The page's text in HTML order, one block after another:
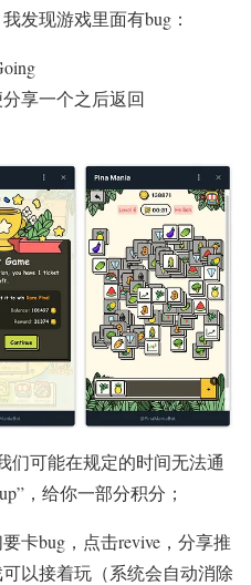
发现游戏里面有bug：
享一个之后返回
们可能在规定的时间无法通
，给你一部分积分；
卡bug，点击revive，分享推
以接着玩（系统会自动消除